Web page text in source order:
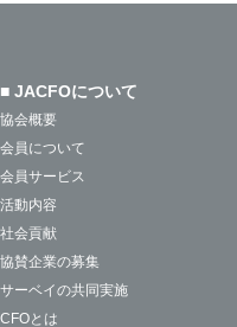
■ JACFOについて
協会概要
会員について
会員サービス
活動内容
社会貢献
協賛企業の募集
サーベイの共同実施
CFOとは